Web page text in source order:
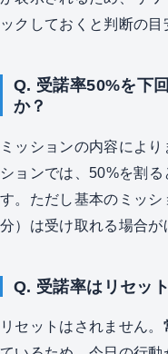
ックしておくと判断の目
Q. 受諾率50%を下
か？
ミッションの内容によ
ションでは、50%を割
す。ただし基本のミッ
分）は受け取れる場合が
Q. 受諾率はリセッ
リセットはされません。